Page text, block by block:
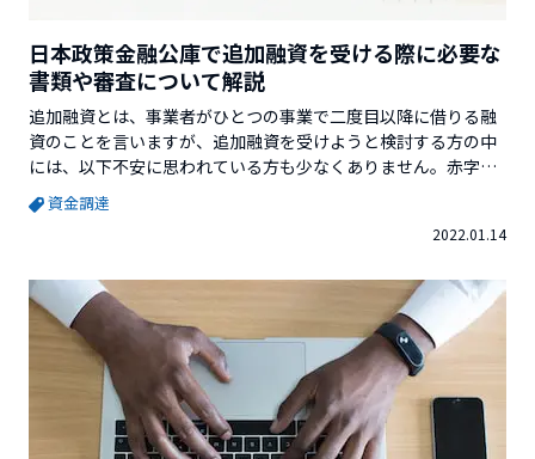
日本政策金融公庫で追加融資を受ける際に必要な
書類や審査について解説
追加融資とは、事業者がひとつの事業で二度目以降に借りる融
資のことを言いますが、追加融資を受けようと検討する方の中
には、以下不安に思われている方も少なくありません。赤字で
も追加融資は可能か1度目の融資がまだ返済中だけど借りられる
のかそこで今回は、日本政策金融公庫で追加融資を受ける場合
の審査のポイントや必要書類について解説していきます。※こ
資金調達
2022.01.14